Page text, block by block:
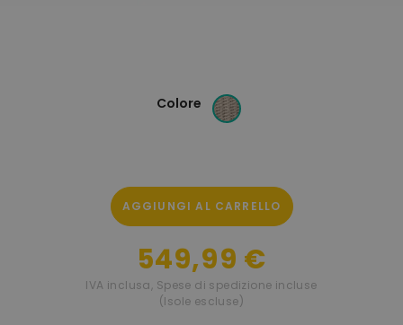
Colore
AGGIUNGI AL CARRELLO
549,99 €
IVA inclusa, Spese di spedizione incluse
(Isole escluse)